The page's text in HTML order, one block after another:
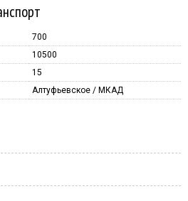
700
10500
15
Алтуфьевское / МКАД